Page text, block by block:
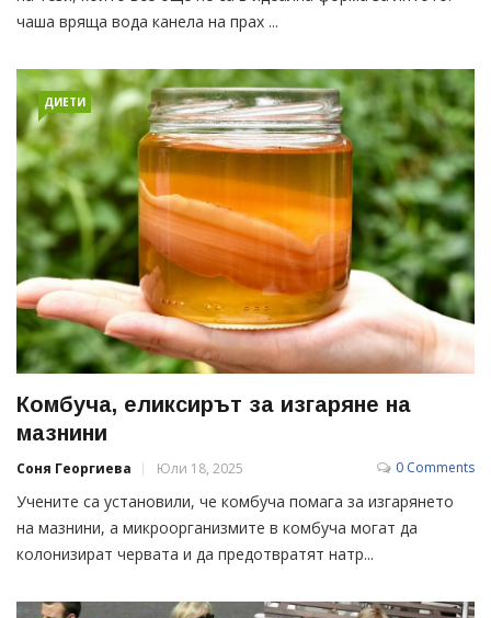
чаша вряща вода канела на прах ...
ДИЕТИ
Комбуча, еликсирът за изгаряне на
мазнини
Соня Георгиева Юли 18, 2025 0 Comments
Учените са установили, че комбуча помага за изгарянето
на мазнини, а микроорганизмите в комбуча могат да
колонизират червата и да предотвратят натр...